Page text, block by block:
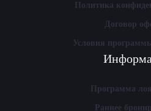
Политика
Договор
Условия
Программа
Раннее